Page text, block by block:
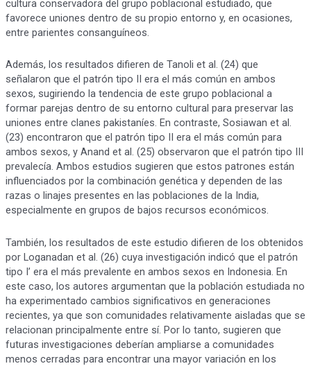
cultura conservadora del grupo poblacional estudiado, que
favorece uniones dentro de su propio entorno y, en ocasiones,
entre parientes consanguíneos.
Además, los resultados difieren de Tanoli et al. (24) que
señalaron que el patrón tipo II era el más común en ambos
sexos, sugiriendo la tendencia de este grupo poblacional a
formar parejas dentro de su entorno cultural para preservar las
uniones entre clanes pakistaníes. En contraste, Sosiawan et al.
(23) encontraron que el patrón tipo II era el más común para
ambos sexos, y Anand et al. (25) observaron que el patrón tipo III
prevalecía. Ambos estudios sugieren que estos patrones están
influenciados por la combinación genética y dependen de las
razas o linajes presentes en las poblaciones de la India,
especialmente en grupos de bajos recursos económicos.
También, los resultados de este estudio difieren de los obtenidos
por Loganadan et al. (26) cuya investigación indicó que el patrón
tipo I’ era el más prevalente en ambos sexos en Indonesia. En
este caso, los autores argumentan que la población estudiada no
ha experimentado cambios significativos en generaciones
recientes, ya que son comunidades relativamente aisladas que se
relacionan principalmente entre sí. Por lo tanto, sugieren que
futuras investigaciones deberían ampliarse a comunidades
menos cerradas para encontrar una mayor variación en los